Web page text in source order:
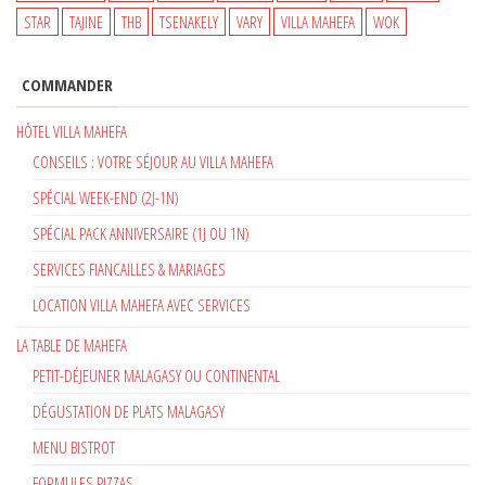
STAR
TAJINE THB TSENAKELY VARY VILLA MAHEFA WOK
COMMANDER
HÔTEL VILLA MAHEFA
CONSEILS : VOTRE SÉJOUR AU VILLA MAHEFA
SPÉCIAL WEEK-END (2J-1N)
SPÉCIAL PACK ANNIVERSAIRE (1J OU 1N)
SERVICES FIANCAILLES & MARIAGES
LOCATION VILLA MAHEFA AVEC SERVICES
LA TABLE DE MAHEFA
PETIT-DÉJEUNER MALAGASY OU CONTINENTAL
DÉGUSTATION DE PLATS MALAGASY
MENU BISTROT